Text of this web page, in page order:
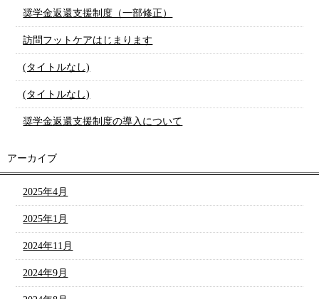
奨学金返還支援制度（一部修正）
訪問フットケアはじまります
(タイトルなし)
(タイトルなし)
奨学金返還支援制度の導入について
アーカイブ
2025年4月
2025年1月
2024年11月
2024年9月